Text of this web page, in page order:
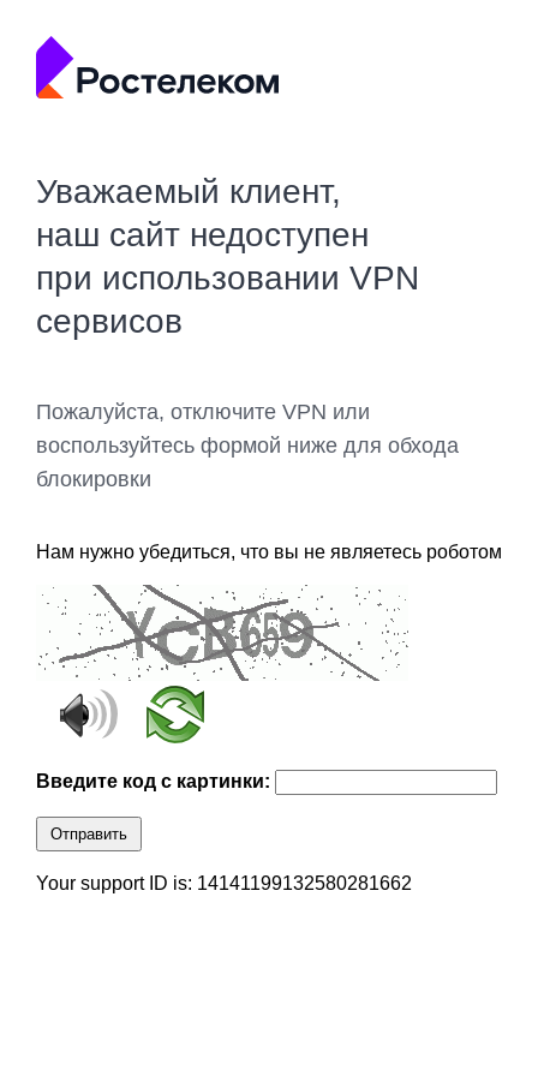
Уважаемый клиент,
наш сайт недоступен
при использовании VPN
сервисов
Пожалуйста, отключите VPN или
воспользуйтесь формой ниже для обхода
блокировки
Нам нужно убедиться, что вы не являетесь роботом
Введите код с картинки:
Отправить
Your support ID is: 14141199132580281662